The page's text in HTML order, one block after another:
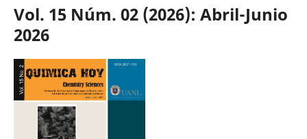
Vol. 15 Núm. 02 (2026): Abril-Junio
2026